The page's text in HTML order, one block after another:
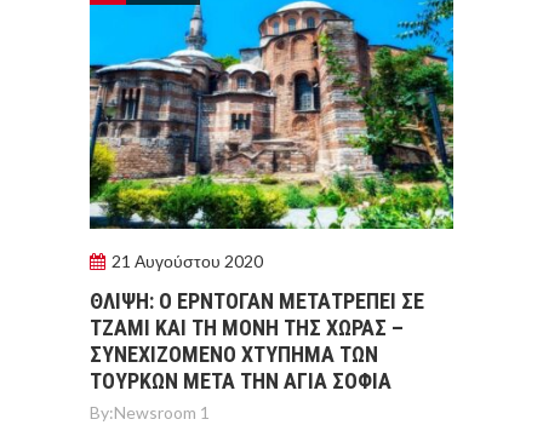
21 Αυγούστου 2020
ΘΛΙΨΗ: Ο ΕΡΝΤΟΓΑΝ ΜΕΤΑΤΡΕΠΕΙ ΣΕ
ΤΖΑΜΙ ΚΑΙ ΤΗ ΜΟΝΗ ΤΗΣ ΧΩΡΑΣ –
ΣΥΝΕΧΙΖΟΜΕΝΟ ΧΤΥΠΗΜΑ ΤΩΝ
ΤΟΥΡΚΩΝ ΜΕΤΑ ΤΗΝ ΑΓΙΑ ΣΟΦΙΑ
By:Newsroom 1